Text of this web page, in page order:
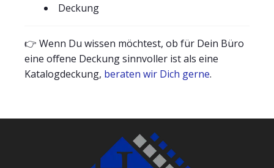
Deckung
👉 Wenn Du wissen möchtest, ob für Dein Büro
eine offene Deckung sinnvoller ist als eine
Katalogdeckung, beraten wir Dich gerne.